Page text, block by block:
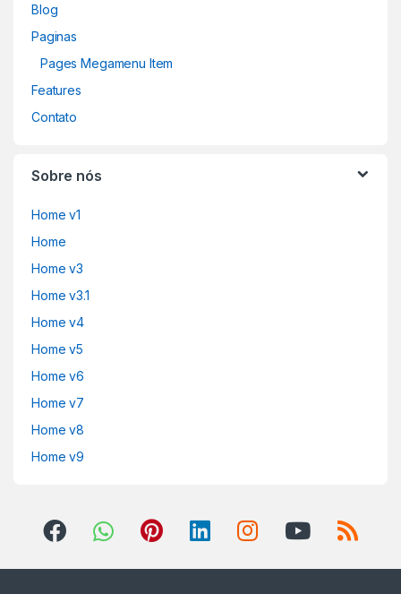
Blog
Paginas
Pages Megamenu Item
Features
Contato
Sobre nós
Home v1
Home
Home v3
Home v3.1
Home v4
Home v5
Home v6
Home v7
Home v8
Home v9